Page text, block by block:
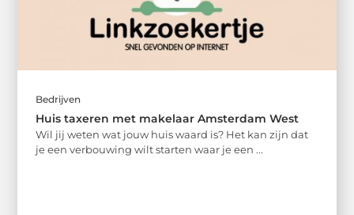
Bedrijven
Huis taxeren met makelaar Amsterdam West
Wil jij weten wat jouw huis waard is? Het kan zijn dat
je een verbouwing wilt starten waar je een ...